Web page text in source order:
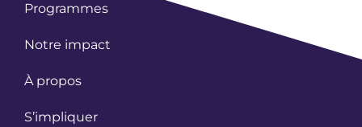
Programmes
Notre impact
À propos
S’impliquer